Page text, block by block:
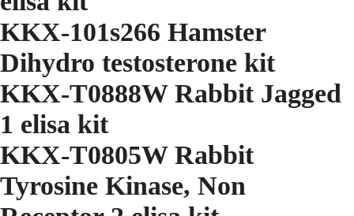
KKX-101s266 Hamster
Dihydro testosterone kit
KKX-T0888W Rabbit Jagged
1 elisa kit
KKX-T0805W Rabbit
Tyrosine Kinase, Non